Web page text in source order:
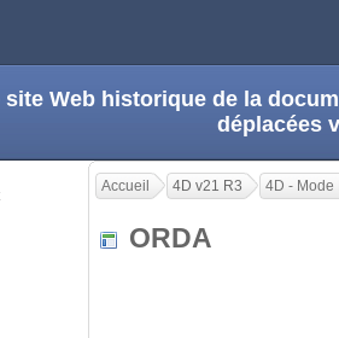
site Web historique de la
déplacées
Accueil 4D v21 R3 4D - Mode
ORDA